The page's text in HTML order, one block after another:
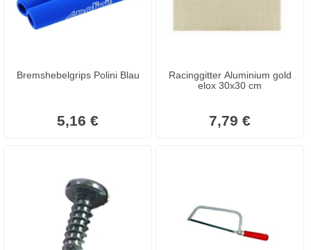
Bremshebelgrips Polini Blau
5,16 €
Racinggitter Aluminium gold
elox 30x30 cm
7,79 €